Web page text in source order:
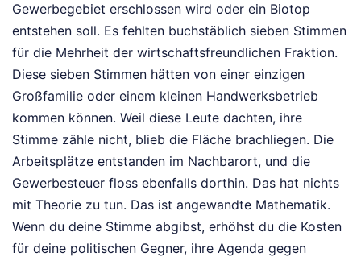
Gewerbegebiet erschlossen wird oder ein Biotop
entstehen soll. Es fehlten buchstäblich sieben Stimmen
für die Mehrheit der wirtschaftsfreundlichen Fraktion.
Diese sieben Stimmen hätten von einer einzigen
Großfamilie oder einem kleinen Handwerksbetrieb
kommen können. Weil diese Leute dachten, ihre
Stimme zähle nicht, blieb die Fläche brachliegen. Die
Arbeitsplätze entstanden im Nachbarort, und die
Gewerbesteuer floss ebenfalls dorthin. Das hat nichts
mit Theorie zu tun. Das ist angewandte Mathematik.
Wenn du deine Stimme abgibst, erhöhst du die Kosten
für deine politischen Gegner, ihre Agenda gegen